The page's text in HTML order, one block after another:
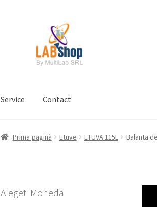
Service Contact
Prima pagină Contul meuCoș Plată Request
Prima pagină Etuve ETUVA 115L Balanta
Alegeti Moneda